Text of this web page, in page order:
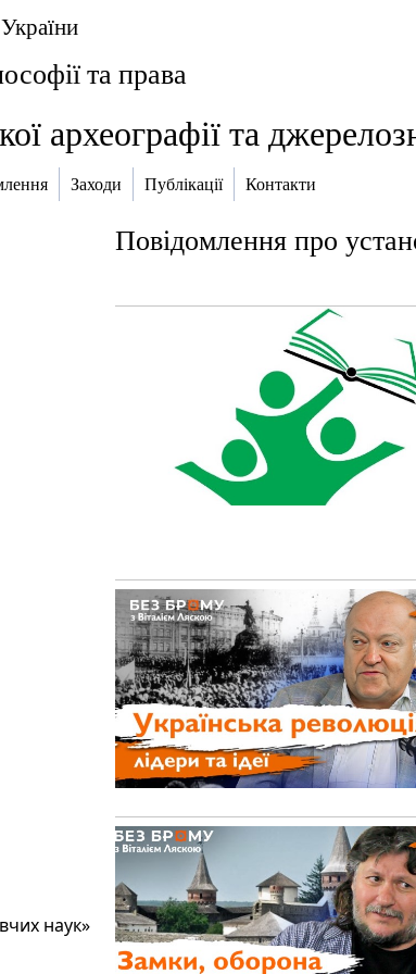
та права
археографії та
Заходи Публікації Контакти
наук»
Повідомлення про